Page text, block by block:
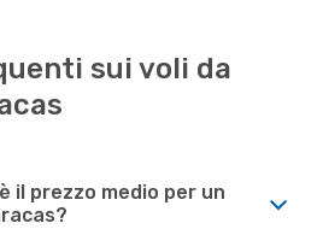
sui voli da
il prezzo medio per un